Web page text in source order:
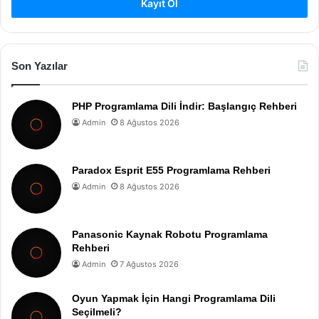
Kayıt Ol
Son Yazılar
PHP Programlama Dili İndir: Başlangıç Rehberi
Admin 8 Ağustos 2026
Paradox Esprit E55 Programlama Rehberi
Admin 8 Ağustos 2026
Panasonic Kaynak Robotu Programlama
Rehberi
Admin 7 Ağustos 2026
Oyun Yapmak İçin Hangi Programlama Dili
Seçilmeli?